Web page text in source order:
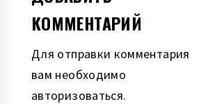
КОММЕНТАРИЙ
Для отправки комментария
вам необходимо
авторизоваться.